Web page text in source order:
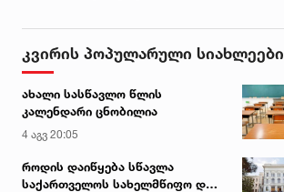
კვირის პოპულარული სიახლეები
ახალი სასწავლო წლის
კალენდარი ცნობილია
4 აგვ 20:05
როდის დაიწყება სწავლა
საქართველოს სახელმწიფო და